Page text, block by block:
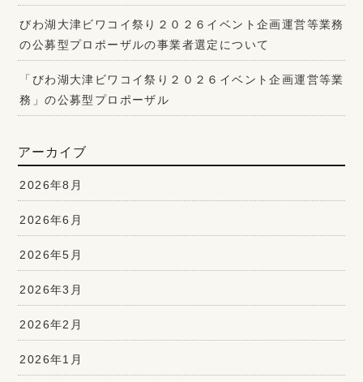
びわ湖大津ビワコイ祭り２０２６イベント企画運営等業務
の公募型プロポーザルの事業者選定について
「びわ湖大津ビワコイ祭り２０２６イベント企画運営等業
務」の公募型プロポーザル
アーカイブ
2026年8月
2026年6月
2026年5月
2026年3月
2026年2月
2026年1月